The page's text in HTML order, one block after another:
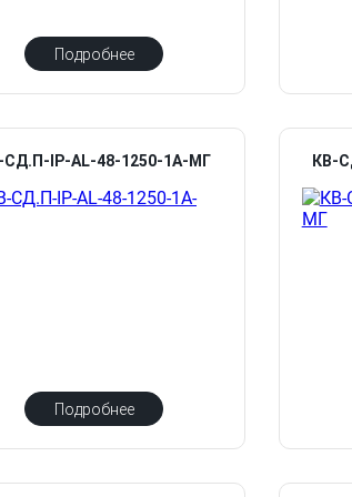
Подробнее
СД.П-IP-AL-48-1250-1А-МГ
Подробнее
КВ-